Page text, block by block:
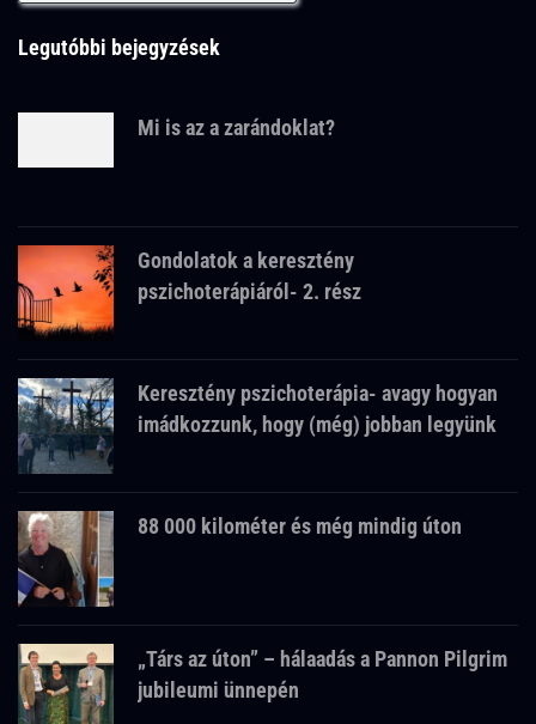
Legutóbbi bejegyzések
Mi is az a zarándoklat?
Gondolatok a keresztény
pszichoterápiáról- 2. rész
Keresztény pszichoterápia- avagy hogyan
imádkozzunk, hogy (még) jobban legyünk
88 000 kilométer és még mindig úton
„Társ az úton” – hálaadás a Pannon Pilgrim
jubileumi ünnepén